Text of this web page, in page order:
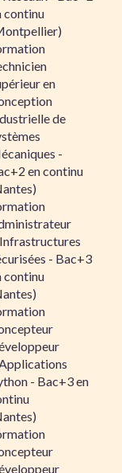
continu
en
de
-
en continu
- Bac+3
continu
- Bac+3 en